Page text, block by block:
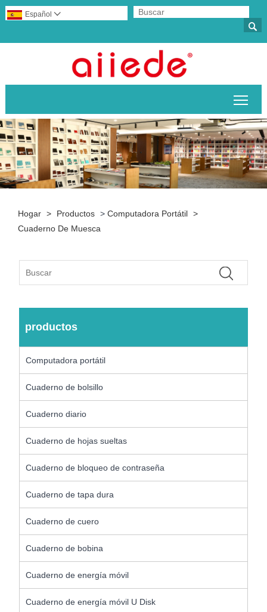

Español 
Hogar > Productos >Computadora Portátil >
Cuaderno De Muesca
productos
Computadora portátil
Cuaderno de bolsillo
Cuaderno diario
Cuaderno de hojas sueltas
Cuaderno de bloqueo de contraseña
Cuaderno de tapa dura
Cuaderno de cuero
Cuaderno de bobina
Cuaderno de energía móvil
Cuaderno de energía móvil U Disk